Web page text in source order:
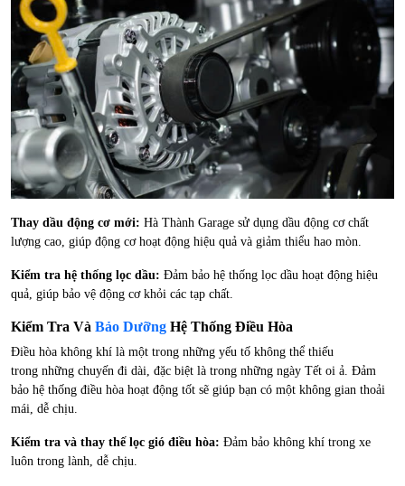
Thay dầu động cơ mới: Hà Thành Garage sử dụng dầu động cơ chất
lượng cao, giúp động cơ hoạt động hiệu quả và giảm thiểu hao mòn.
Kiểm tra hệ thống lọc dầu: Đảm bảo hệ thống lọc dầu hoạt động hiệu
quả, giúp bảo vệ động cơ khỏi các tạp chất.
Kiểm Tra Và Bảo Dưỡng Hệ Thống Điều Hòa
Điều hòa không khí là một trong những yếu tố không thể thiếu
trong những chuyến đi dài, đặc biệt là trong những ngày Tết oi ả. Đảm
bảo hệ thống điều hòa hoạt động tốt sẽ giúp bạn có một không gian thoải
mái, dễ chịu.
Kiểm tra và thay thế lọc gió điều hòa: Đảm bảo không khí trong xe
luôn trong lành, dễ chịu.